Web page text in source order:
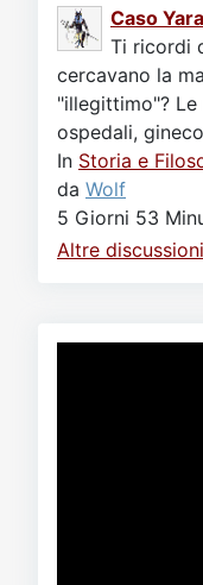
Caso
Ti ricordi
cercavano la
"illegittimo"?
ospedali,
In Storia e
da Wolf
5 Giorni 53
Altre